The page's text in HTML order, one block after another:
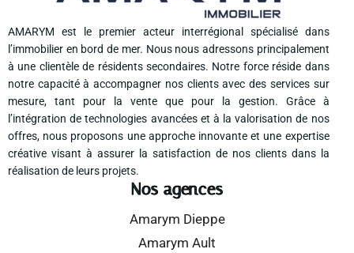
AMARYM est le premier acteur interrégional spécialisé dans
l’immobilier en bord de mer. Nous nous adressons principalement
à une clientèle de résidents secondaires. Notre force réside dans
notre capacité à accompagner nos clients avec des services sur
mesure, tant pour la vente que pour la gestion. Grâce à
l’intégration de technologies avancées et à la valorisation de nos
offres, nous proposons une approche innovante et une expertise
créative visant à assurer la satisfaction de nos clients dans la
réalisation de leurs projets.
Nos agences
Amarym Dieppe
Amarym Ault